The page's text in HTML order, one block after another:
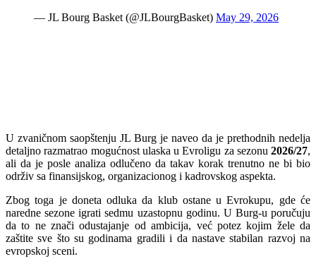
— JL Bourg Basket (@JLBourgBasket) May 29, 2026
U zvaničnom saopštenju JL Burg je naveo da je prethodnih nedelja
detaljno razmatrao mogućnost ulaska u Evroligu za sezonu 2026/27,
ali da je posle analiza odlučeno da takav korak trenutno ne bi bio
održiv sa finansijskog, organizacionog i kadrovskog aspekta.
Zbog toga je doneta odluka da klub ostane u Evrokupu, gde će
naredne sezone igrati sedmu uzastopnu godinu. U Burg-u poručuju
da to ne znači odustajanje od ambicija, već potez kojim žele da
zaštite sve što su godinama gradili i da nastave stabilan razvoj na
evropskoj sceni.